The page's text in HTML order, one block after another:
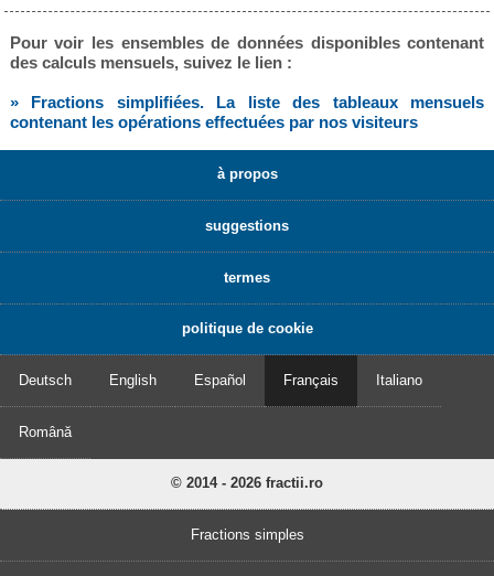
Pour voir les ensembles de données disponibles contenant
des calculs mensuels, suivez le lien :
» Fractions simplifiées. La liste des tableaux mensuels
contenant les opérations effectuées par nos visiteurs
à propos
suggestions
termes
politique de cookie
Deutsch English Español Français Italiano
Română
© 2014 - 2026 fractii.ro
Fractions simples